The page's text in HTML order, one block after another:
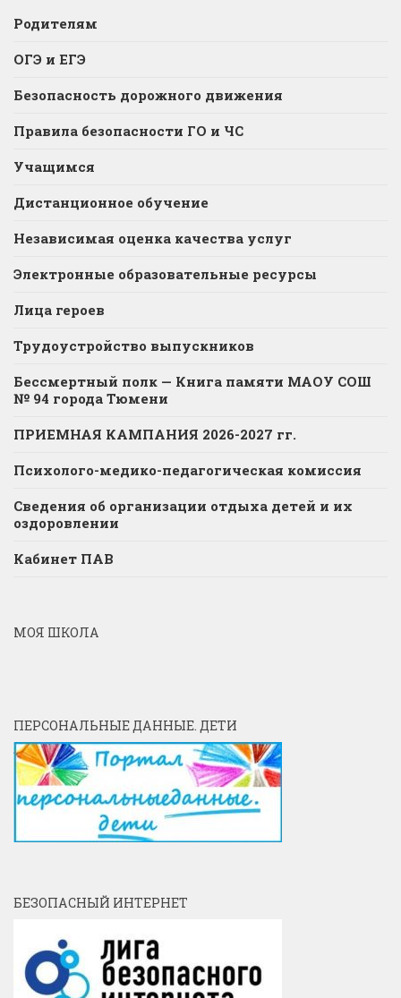
Родителям
ОГЭ и ЕГЭ
Безопасность дорожного движения
Правила безопасности ГО и ЧС
Учащимся
Дистанционное обучение
Независимая оценка качества услуг
Электронные образовательные ресурсы
Лица героев
Трудоустройство выпускников
Бессмертный полк — Книга памяти МАОУ СОШ
№ 94 города Тюмени
ПРИЕМНАЯ КАМПАНИЯ 2026-2027 гг.
Психолого-медико-педагогическая комиссия
Сведения об организации отдыха детей и их
оздоровлении
Кабинет ПАВ
МОЯ ШКОЛА
ПЕРСОНАЛЬНЫЕ ДАННЫЕ. ДЕТИ
БЕЗОПАСНЫЙ ИНТЕРНЕТ